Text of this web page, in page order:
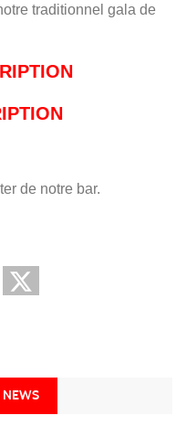
traditionnel gala de
de notre bar.
NEWS